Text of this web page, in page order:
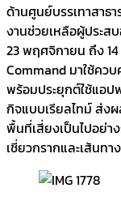
ด้านศูนย์บรรเทาสา
งานช่วยเหลือผู้ประส
23 พฤศจิกายน ถึง
Command มาใช้คว
พร้อมประยุกต์ใช้แอป
กิจแบบเรียลไทม์ ส่ง
พื้นที่เสี่ยงเป็นไปอย่า
เชี่ยวกรากและเส้นท